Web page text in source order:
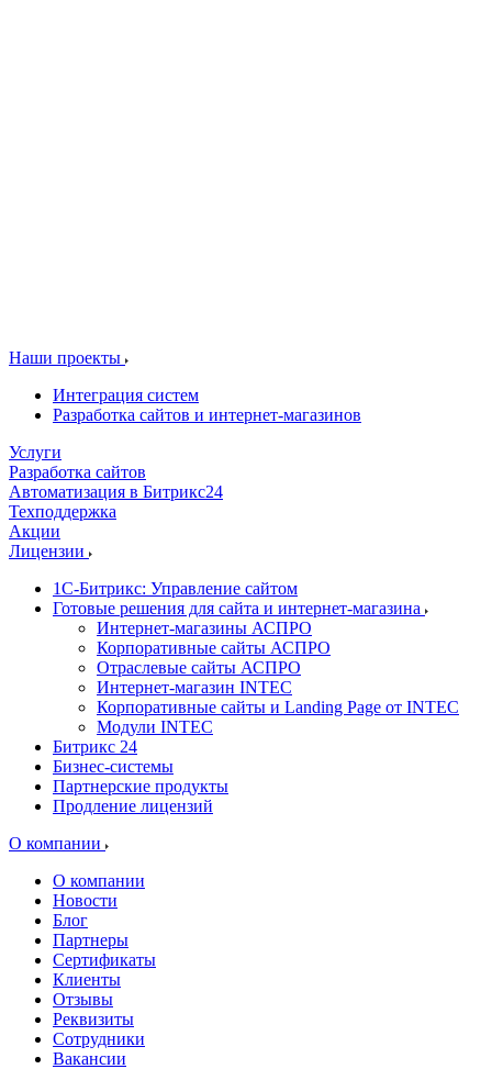
Наши проекты
Интеграция систем
Разработка сайтов и интернет-магазинов
Услуги
Разработка сайтов
Автоматизация в Битрикс24
Техподдержка
Акции
Лицензии
1С-Битрикс: Управление сайтом
Готовые решения для сайта и интернет-магазина
Интернет-магазины АСПРО
Корпоративные сайты АСПРО
Отраслевые сайты АСПРО
Интернет-магазин INTEC
Корпоративные сайты и Landing Page от INTEC
Модули INTEC
Битрикс 24
Бизнес-системы
Партнерские продукты
Продление лицензий
О компании
О компании
Новости
Блог
Партнеры
Сертификаты
Клиенты
Отзывы
Реквизиты
Сотрудники
Вакансии